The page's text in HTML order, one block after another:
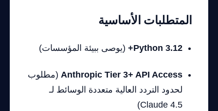
المتطلبات الأساسية
Python 3.12+ (يوصى ببيئة المؤسسات)
Anthropic Tier 3+ API Access (مطلوب
لحدود التردد العالية متعددة الوسائط لـ
Claude 4.5)